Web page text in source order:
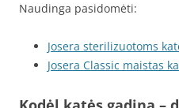
Naudinga pasidomėti:
Josera sterilizuotoms
Josera Classic maistas